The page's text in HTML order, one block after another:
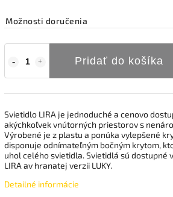
Možnosti doručenia
Pridať do košíka
Svietidlo LIRA je jednoduché a cenovo
akýchkoľvek vnútorných priestorov s
Výrobené je z plastu a ponúka vylepšené
disponuje odnímateľným bočným krytom,
uhol celého svietidla. Svietidlá sú dostupné
LIRA av hranatej verzii LUKY.
Detailné informácie